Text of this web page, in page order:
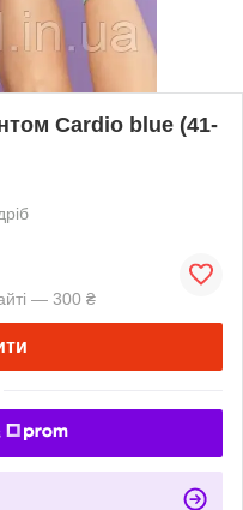
Cardio blue (41-
— 300 ₴